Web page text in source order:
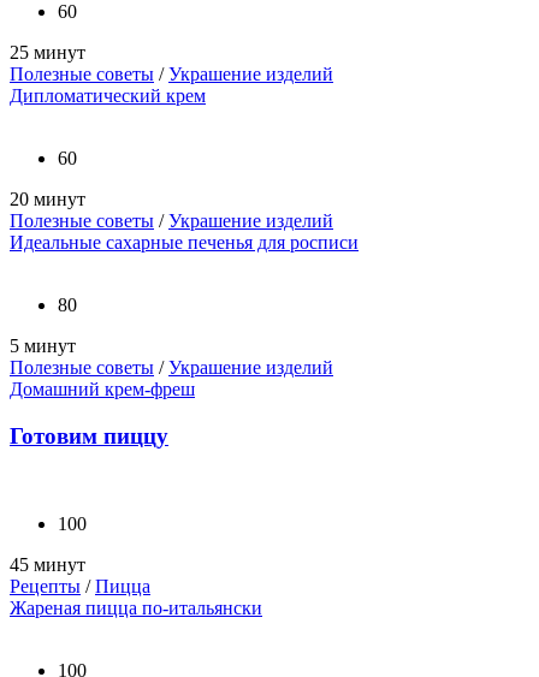
60
25 минут
Полезные советы /Украшение изделий
Дипломатический крем
60
20 минут
Полезные советы /Украшение изделий
Идеальные сахарные печенья для росписи
80
5 минут
Полезные советы /Украшение изделий
Домашний крем-фреш
Готовим пиццу
100
45 минут
Рецепты /Пицца
Жареная пицца по-итальянски
100